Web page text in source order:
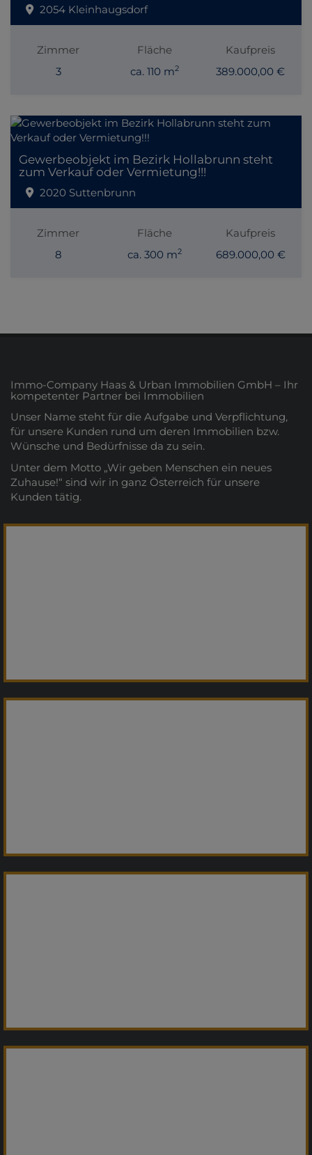
2054 Kleinhaugsdorf
Zimmer
3
Fläche
ca. 110 m2
Kaufpreis
389.000,00 €
Gewerbeobjekt im Bezirk Hollabrunn steht
zum Verkauf oder Vermietung!!!
2020 Suttenbrunn
Zimmer
8
Fläche
ca. 300 m2
Kaufpreis
689.000,00 €
Immo-Company Haas & Urban Immobilien GmbH – Ihr
kompetenter Partner bei Immobilien
Unser Name steht für die Aufgabe und Verpflichtung,
für unsere Kunden rund um deren Immobilien bzw.
Wünsche und Bedürfnisse da zu sein.
Unter dem Motto „Wir geben Menschen ein neues
Zuhause!“ sind wir in ganz Österreich für unsere
Kunden tätig.